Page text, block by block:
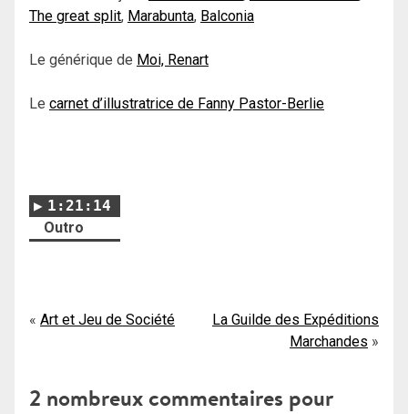
The great split, Marabunta, Balconia
Le générique de Moi, Renart
Le carnet d’illustratrice de Fanny Pastor-Berlie
1:21:14
Outro
Navigation
l’article
Art et Jeu de Société
La Guilde des Expéditions
Marchandes
2 nombreux commentaires pour